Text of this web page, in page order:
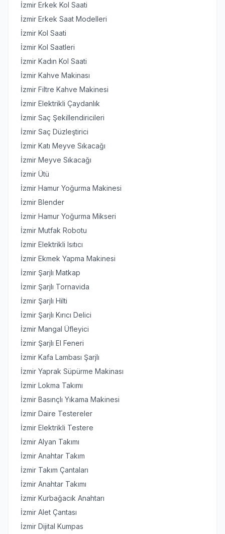
İzmir Erkek Kol Saati
İzmir Erkek Saat Modelleri
İzmir Kol Saati
İzmir Kol Saatleri
İzmir Kadın Kol Saati
İzmir Kahve Makinası
İzmir Filtre Kahve Makinesi
İzmir Elektrikli Çaydanlık
İzmir Saç Şekillendiricileri
İzmir Saç Düzleştirici
İzmir Katı Meyve Sıkacağı
İzmir Meyve Sıkacağı
İzmir Ütü
İzmir Hamur Yoğurma Makinesi
İzmir Blender
İzmir Hamur Yoğurma Mikseri
İzmir Mutfak Robotu
İzmir Elektrikli Isıtıcı
İzmir Ekmek Yapma Makinesi
İzmir Şarjlı Matkap
İzmir Şarjlı Tornavida
İzmir Şarjlı Hilti
İzmir Şarjlı Kırıcı Delici
İzmir Mangal Üfleyici
İzmir Şarjlı El Feneri
İzmir Kafa Lambası Şarjlı
İzmir Yaprak Süpürme Makinası
İzmir Lokma Takımı
İzmir Basınçlı Yıkama Makinesi
İzmir Daire Testereler
İzmir Elektrikli Testere
İzmir Alyan Takımı
İzmir Anahtar Takım
İzmir Takım Çantaları
İzmir Anahtar Takımı
İzmir Kurbağacık Anahtarı
İzmir Alet Çantası
İzmir Dijital Kumpas